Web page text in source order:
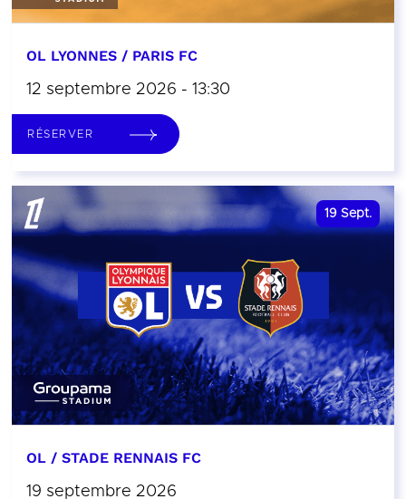
OL LYONNES / PARIS FC
12 septembre 2026 - 13:30
RÉSERVER
19 Sept.
OL / STADE RENNAIS FC
19 septembre 2026